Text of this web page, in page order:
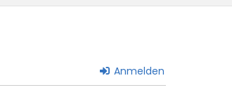
Anmelden